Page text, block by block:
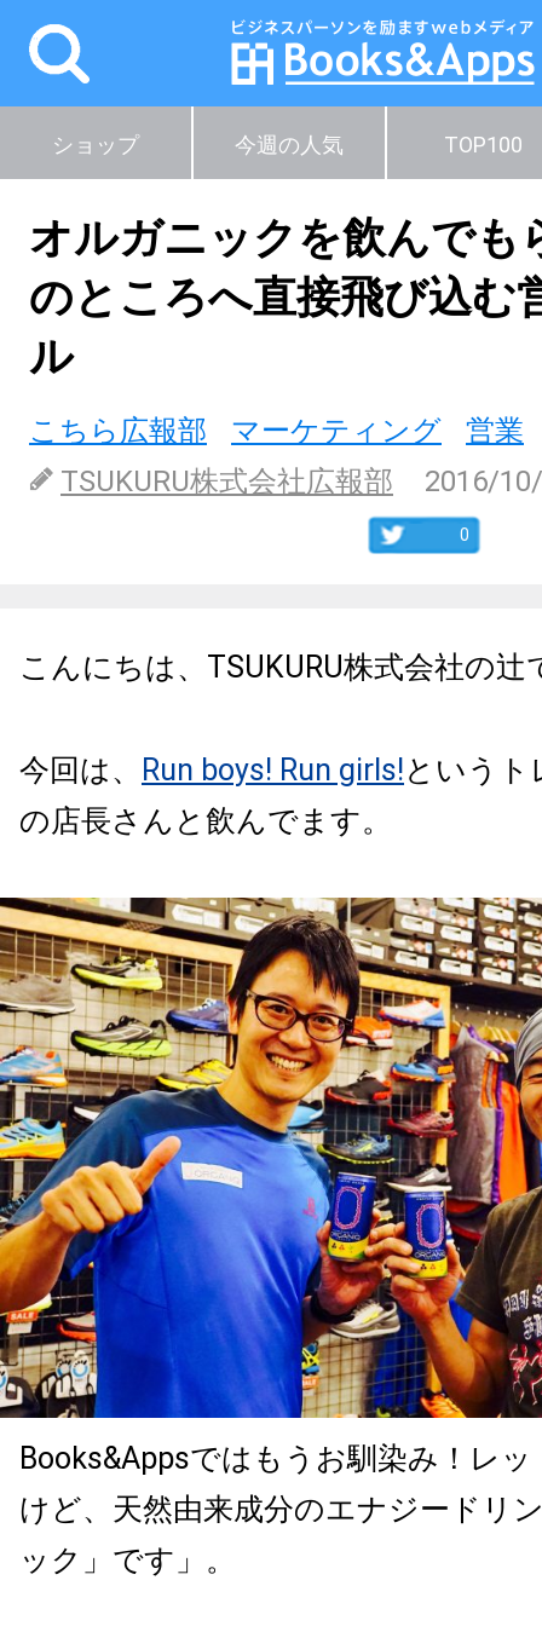
ショップ 今週の人気 TOP100
オルガニックを飲んでも
のところへ直接飛び込む
ル
こちら広報部 マーケティング
営業
TSUKURU株式会社広報部
2016/
0
こんにちは、TSUKURU株式会社の辻
今回は、 Run boys! Run girls!というト
の店長さんと飲んでます。
Books&Appsではもうお馴染み！レ
けど、天然由来成分のエナジードリ
ック」です」。